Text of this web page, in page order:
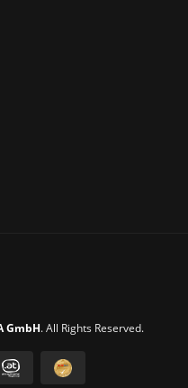
GmbH. All Rights Reserved.